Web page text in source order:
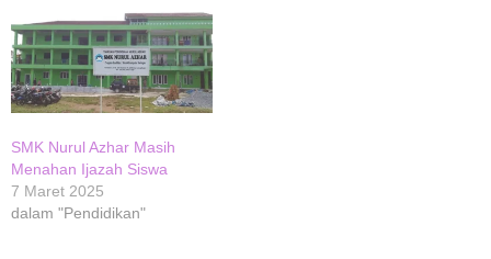
SMK Nurul Azhar Masih
Menahan Ijazah Siswa
7 Maret 2025
dalam "Pendidikan"